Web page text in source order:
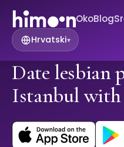
OkoBlog
Hrvatski▾
Date lesbian
Istanbul